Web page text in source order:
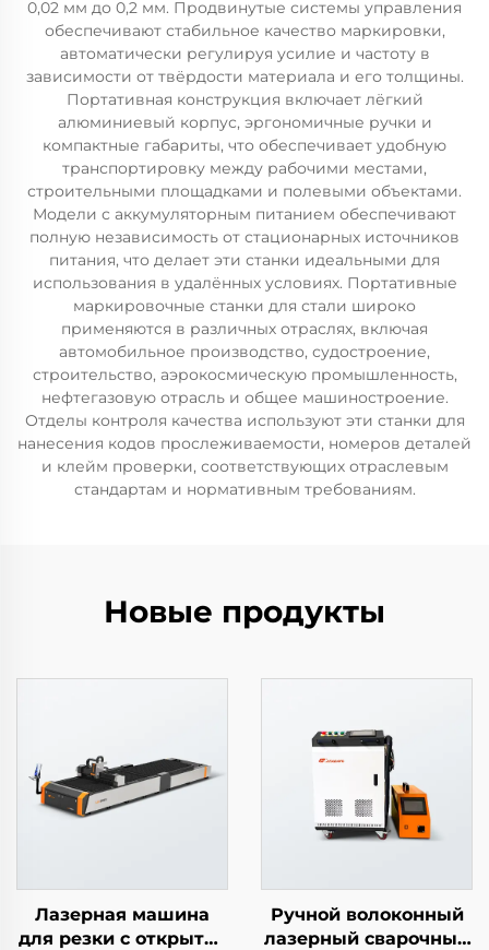
0,02 мм до 0,2 мм. Продвинутые системы управления
обеспечивают стабильное качество маркировки,
автоматически регулируя усилие и частоту в
зависимости от твёрдости материала и его толщины.
Портативная конструкция включает лёгкий
алюминиевый корпус, эргономичные ручки и
компактные габариты, что обеспечивает удобную
транспортировку между рабочими местами,
строительными площадками и полевыми объектами.
Модели с аккумуляторным питанием обеспечивают
полную независимость от стационарных источников
питания, что делает эти станки идеальными для
использования в удалённых условиях. Портативные
маркировочные станки для стали широко
применяются в различных отраслях, включая
автомобильное производство, судостроение,
строительство, аэрокосмическую промышленность,
нефтегазовую отрасль и общее машиностроение.
Отделы контроля качества используют эти станки для
нанесения кодов прослеживаемости, номеров деталей
и клейм проверки, соответствующих отраслевым
стандартам и нормативным требованиям.
Новые продукты
Лазерная машина
для резки с открытой
Ручной волоконный
лазерный сварочный